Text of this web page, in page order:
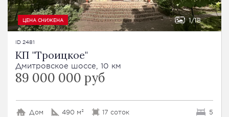
ЦЕНА СНИЖЕНА 1 18
ID 2481
КП "Троицкое"
Дмитровское шоссе, 10 км
89 000 000 руб
Дом 490 м² 17 соток 5